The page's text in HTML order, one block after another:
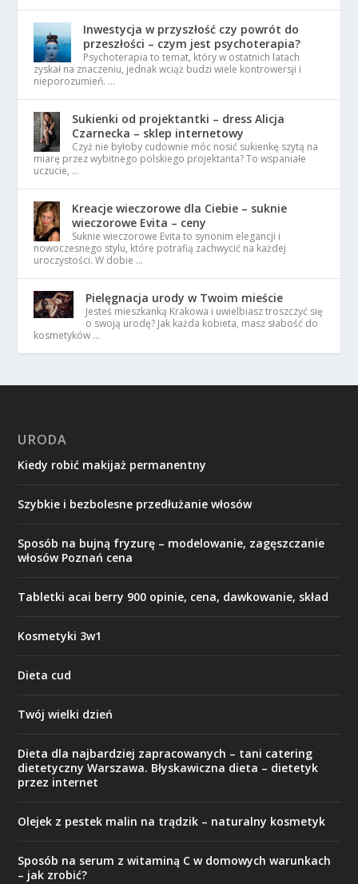
Inwestycja w przyszłość czy powrót do
przeszłości – czym jest psychoterapia?
Psychoterapia to temat, który w ostatnich latach
zyskał na znaczeniu, jednak wciąż budzi wiele kontrowersji i
nieporozumień. …
Sukienki od projektantki – dress Alicja
Czarnecka – sklep internetowy
Czyż nie byłoby cudownie móc nosić sukienkę szytą na
miarę przez wybitnego polskiego projektanta? To wspaniałe
uczucie, …
Kreacje wieczorowe dla Ciebie – suknie
wieczorowe Evita – ceny
Suknie wieczorowe Evita to synonim elegancji i
nowoczesnego stylu, które potrafią zachwycić na każdej
uroczystości. W dobie …
Pielęgnacja urody w Twoim mieście
Jesteś mieszkanką Krakowa i uwielbiasz troszczyć się
o swoją urodę? Jak każda kobieta, masz słabość do
kosmetyków …
URODA
Kiedy robić makijaż permanentny
Szybkie i bezbolesne przedłużanie włosów
Sposób na bujną fryzurę – modelowanie, zagęszczanie
włosów Poznań cena
Tabletki acai berry 900 opinie, cena, dawkowanie, skład
Kosmetyki 3w1
Dieta cud
Twój wielki dzień
Dieta dla najbardziej zapracowanych – tani catering
dietetyczny Warszawa. Błyskawiczna dieta – dietetyk
przez internet
Olejek z pestek malin na trądzik – naturalny kosmetyk
Sposób na serum z witaminą C w domowych warunkach
– jak zrobić?